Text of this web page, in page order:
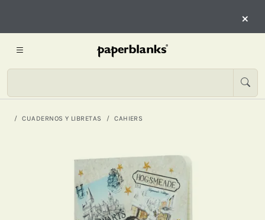
×
CUADERNOS Y LIBRETAS CAHIERS